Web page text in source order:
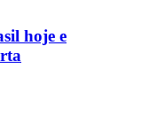
hoje e